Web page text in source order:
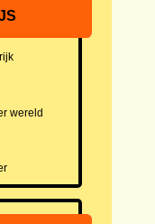
wereld